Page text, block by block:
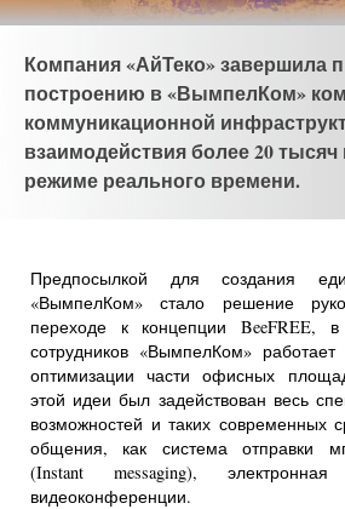
Компания «АйТеко» завершила
построению в «ВымпелКом»
коммуникационной
взаимодействия более 20
режиме реального времени.
Предпосылкой для создания
«ВымпелКом» стало решение
переходе к концепции BeeFREE,
сотрудников «ВымпелКом»
оптимизации части офисных
этой идеи был задействован весь
возможностей и таких современных
общения, как система отправки
(Instant messaging),
видеоконференции.